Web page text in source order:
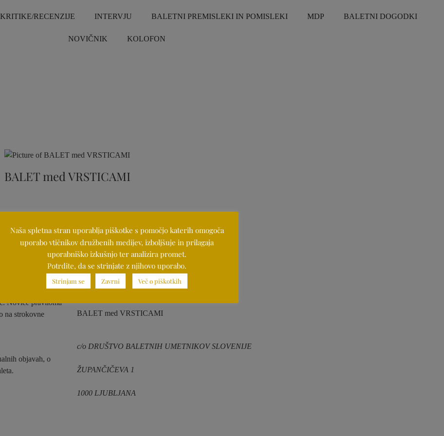
KRITIKE/RECENZIJE INTERVJU BALETNI PREMISLEKI IN POMISLEKI MDP BALETNI DOGODKI
NOVIČNIK KOLOFON
BALET med VRSTICAMI
Novice praviloma
na strokovne
objavah, o
SLOVENSKI BALETNI PORTAL
BALET med VRSTICAMI
c/o DRUŠTVO BALETNIH UMETNIKOV SLOVENIJE
ŽUPANČIČEVA 1
1000 LJUBLJANA
Naša spletna stran uporablja piškotke s pomočjo katerih omogoča
uporabo vtičnikov družbenih medijev, izboljšuje in prilagaja
uporabniško izkušnjo ter analizira promet.
Potrdite, da se strinjate z njihovo uporabo.
Strinjam se Zavrni Več o piškotkih